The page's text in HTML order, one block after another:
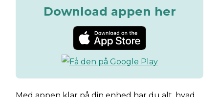
Download appen her